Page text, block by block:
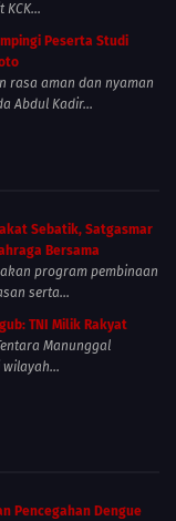
KCK...
Peserta Studi
rasa aman dan nyaman
Abdul Kadir...
Sebatik, Satgasmar
Bersama
program pembinaan
serta...
TNI Milik Rakyat
Manunggal
wilayah...
Pencegahan Dengue